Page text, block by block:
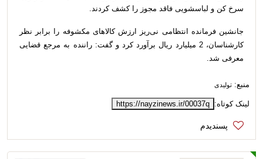
سرخ کن و لباسشویی فاقد مجوز را کشف کردند.
جانشین فرمانده انتظامی نی‌ریز ارزش کالاهای مکشوفه را برابر نظر
کارشناسان، 2 میلیارد ریال برآورد کرد و گفت: راننده به مرجع قضایی
معرفی شد.
منبع: تولیدی
لینک کوتاه: https://nayzinews.ir/00037q